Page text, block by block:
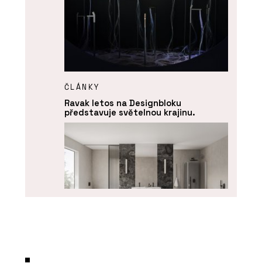
ČLÁNKY
Ravak letos na Designbloku
představuje světelnou krajinu.